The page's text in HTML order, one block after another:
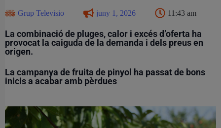
Grup Televisio juny 1, 2026 11:43 am
La combinació de pluges, calor i excés d’oferta ha
provocat la caiguda de la demanda i dels preus en
origen.
La campanya de fruita de pinyol ha passat de bons
inicis a acabar amb pèrdues